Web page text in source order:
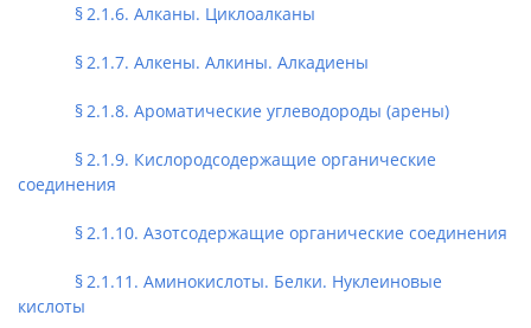
§ 2.1.6. Алканы. Циклоалканы
§ 2.1.7. Алкены. Алкины. Алкадиены
§ 2.1.8. Ароматические углеводороды (арены)
§ 2.1.9. Кислородсодержащие органические
соединения
§ 2.1.10. Азотсодержащие органические соединения
§ 2.1.11. Аминокислоты. Белки. Нуклеиновые
кислоты